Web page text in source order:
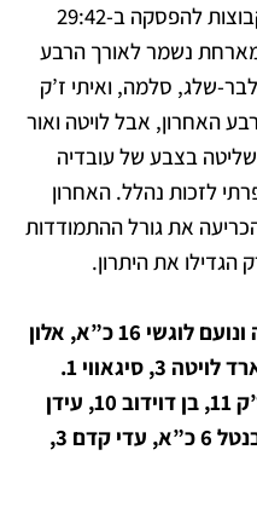
ספרתי. נועם לוגשי הוריד את הקבוצות להפסקה ב-29:42
נשמר לאורך הרבע
שלג, סלמה, ואיתי ז’ק
האחרון, אבל לויטה ואור
בצבע של עובדיה
לזכות נהלל. האחרון
את גורל ההתמודדות
הגדילו את היתרון.
לנהלל: אור חן 23, אורי עובדיה ונועם לוגשי 16 כ”א, אלון
לכפ”ס: איתי סלמה 18, איתי ז’ק 11, בן דוידוב 10, עידן
זילבר-שלג 8, רן דימרי וארז אבנטל 6 כ”א, עדי קדם 3,